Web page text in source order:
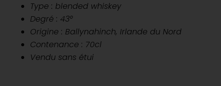
Type : blended whiskey
Degré : 43°
Origine : Ballynahinch, Irlande du Nord
Contenance : 70cl
Vendu sans étui